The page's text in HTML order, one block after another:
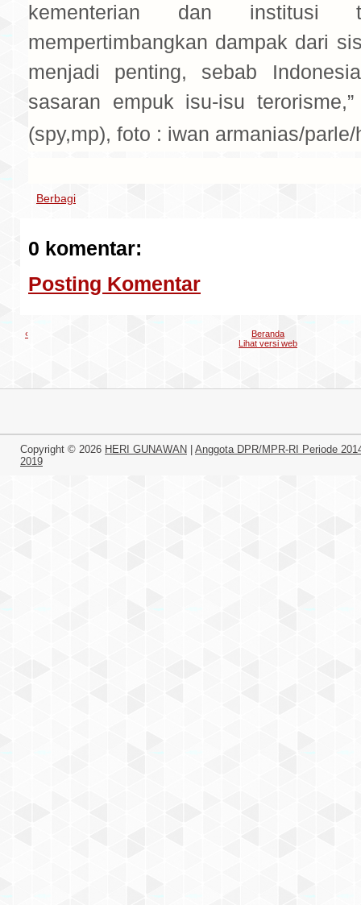
kementerian dan institusi
mempertimbangkan dampak dari
menjadi penting, sebab
sasaran empuk isu-isu
(spy,mp), foto : iwan armanias/parle/
Berbagi
0 komentar:
Posting Komentar
‹
Beranda
Lihat versi web
Copyright © 2026 HERI GUNAWAN
Anggota DPR/MPR-RI Periode
2019